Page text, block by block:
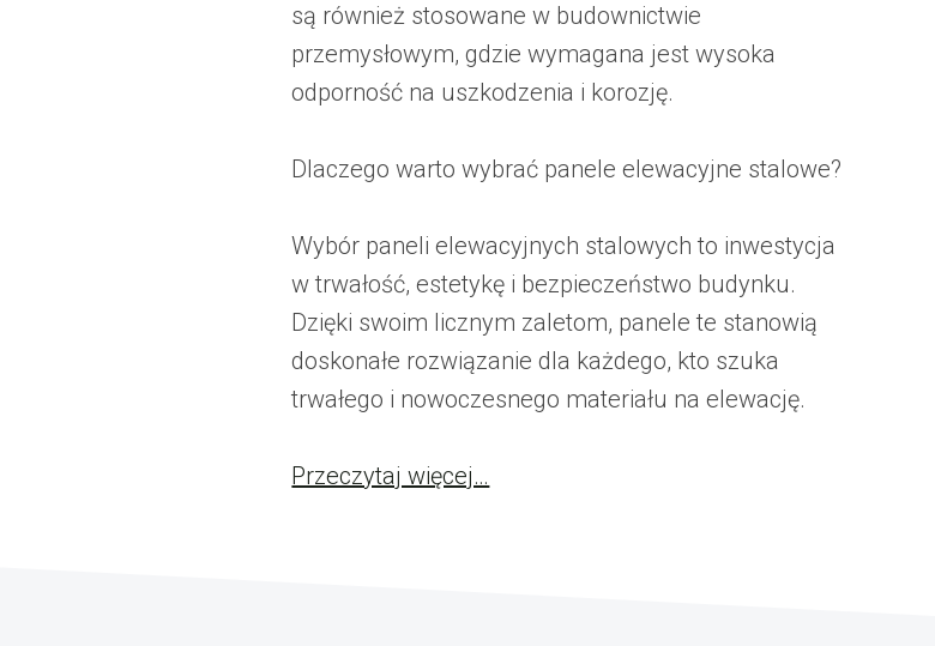
są również stosowane w budownictwie
przemysłowym, gdzie wymagana jest wysoka
odporność na uszkodzenia i korozję.
Dlaczego warto wybrać panele elewacyjne stalowe?
Wybór paneli elewacyjnych stalowych to inwestycja
w trwałość, estetykę i bezpieczeństwo budynku.
Dzięki swoim licznym zaletom, panele te stanowią
doskonałe rozwiązanie dla każdego, kto szuka
trwałego i nowoczesnego materiału na elewację.
Przeczytaj więcej…